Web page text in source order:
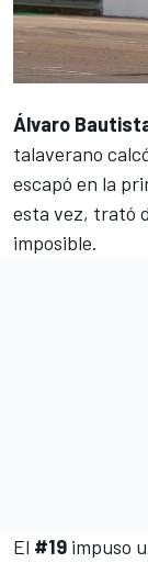
Álvaro
talaverano
escapó en la
esta vez, trató
imposible.
El #19 impuso